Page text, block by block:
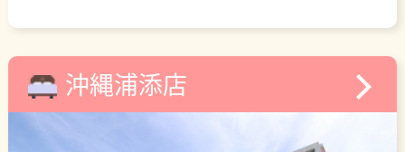
沖縄浦添店